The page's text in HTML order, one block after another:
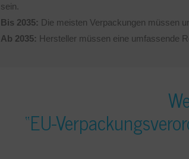
sein.
Bis 2035: Die meisten Verpackungen müssen
Ab 2035: Hersteller müssen eine umfassende
“EU-